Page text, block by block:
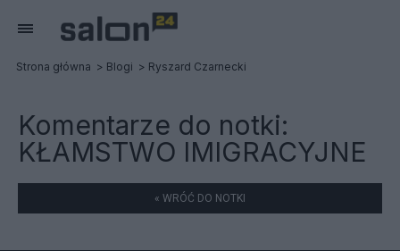
Strona główna Blogi Ryszard Czarnecki
Komentarze do notki:
KŁAMSTWO IMIGRACYJNE
« WRÓĆ DO NOTKI